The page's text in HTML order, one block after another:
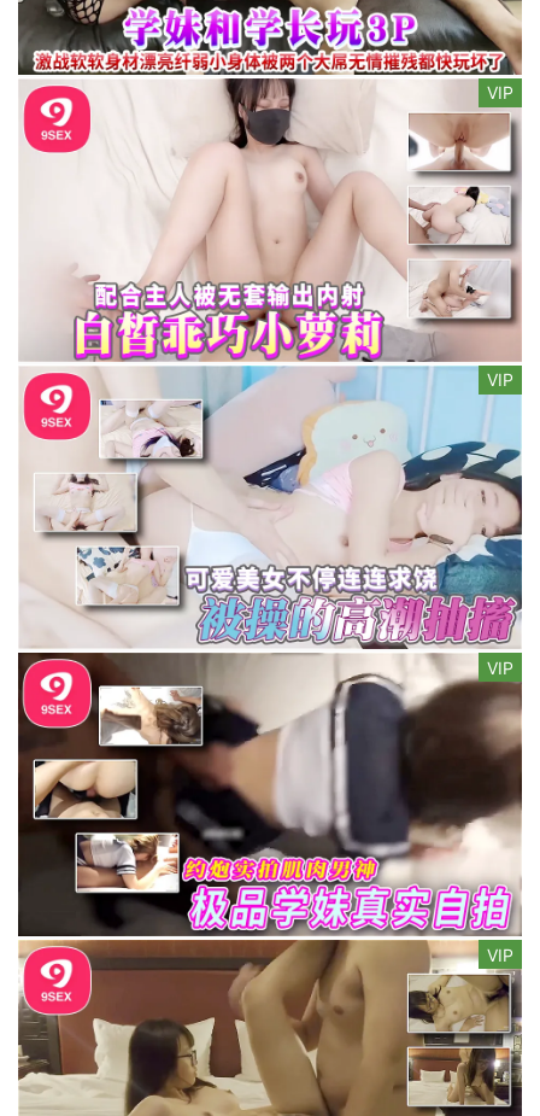
VIP
VIP
VIP
VIP